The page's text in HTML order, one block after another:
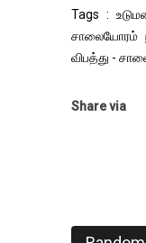
Tags :
சாலையோரம்
விபத்து -
Share via